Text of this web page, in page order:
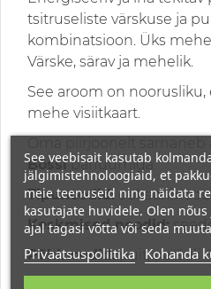
tsitruseliste värskuse ja
kombinatsioon. Üks
Värske, särav ja mehelik.
See aroom on noorusliku,
mehe visiitkaart.
Bossiparfüümiga.
Tipunoodid:
Keskmised noodid:
Põhinoodid:puit, patšuli
See veebisait kasutab
jälgimistehnoloogiaid, et
meie teenuseid ning näidata
kasutajate huvidele. Olen
ajal tagasi võtta või seda
Privaatsuspoliitika Kohanda